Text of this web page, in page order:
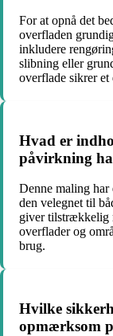
For at opnå det
overfladen
inkludere
slibning eller
overflade sikrer et
Hvad er
påvirkning
Denne maling
den velegnet til
giver tilstrækkelig
overflader og
brug.
Hvilke
opmærksom